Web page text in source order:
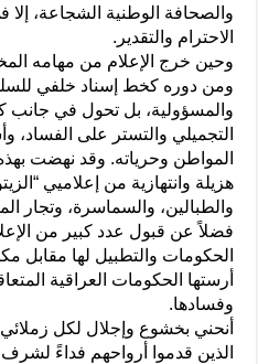
والصحافة الوطنية الشجاعة،
الاحترام والتقدير.
وحين خرج الإعلام من مهامه
ومن دوره كخط إسناد خلفي
والمسؤولية، بل تحول في جانب
التجميلي والتستر على
المواطن وحرياته. وقد نهضت
هزيلة وانتهازية من إعلاميي
والطبالين، والسماسرة، وتجار
فضلاً عن قبول عدد كبير من
الحكومات والتطبيل لها مقابل
أرستها الحكومات العراقية
وفسادها.
أنحني بخشوع وإجلال لكل
الذين قدموا أرواحهم فداءً لشرف